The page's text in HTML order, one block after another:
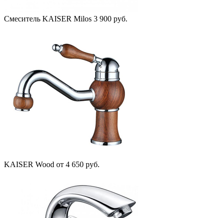
Смеситель KAISER Milos 3 900 руб.
KAISER Wood от 4 650 руб.